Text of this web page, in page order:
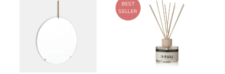
BEST
SELLER